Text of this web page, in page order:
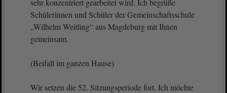
sehr konzentriert gearbeitet wird. Ich begrüße
Schülerinnen und Schüler der Gemeinschaftsschule
„Wilhelm Weitling“ aus Magdeburg mit Ihnen
gemeinsam.
(Beifall im ganzen Hause)
Wir setzen die 52. Sitzungsperiode fort. Ich möchte